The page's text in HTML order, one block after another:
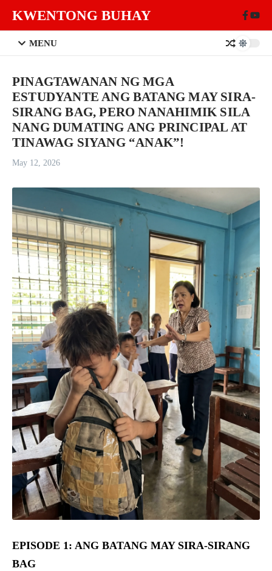
KWENTONG BUHAY
MENU
PINAGTAWANAN NG MGA
ESTUDYANTE ANG BATANG MAY SIRA-
SIRANG BAG, PERO NANAHIMIK SILA
NANG DUMATING ANG PRINCIPAL AT
TINAWAG SIYANG “ANAK”!
May 12, 2026
EPISODE 1: ANG BATANG MAY SIRA-SIRANG
BAG